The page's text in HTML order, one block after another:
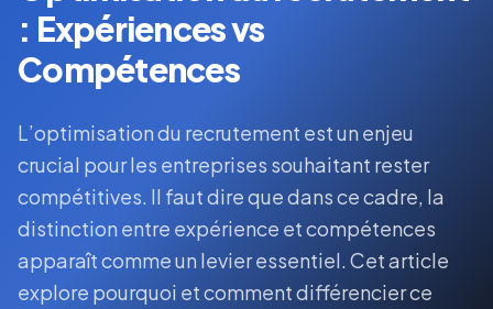
: Expériences vs
Compétences
L’optimisation du recrutement est un enjeu
crucial pour les entreprises souhaitant rester
compétitives. Il faut dire que dans ce cadre, la
distinction entre expérience et compétences
apparaît comme un levier essentiel. Cet article
explore pourquoi et comment différencier ce